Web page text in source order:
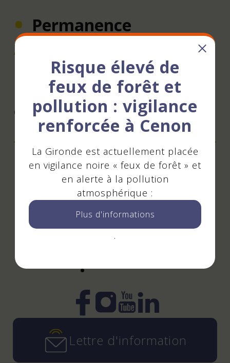
Permanence
Adresse
10 AVENUE GEORGES CLEMENCEAU -
ESPACE NELSON MANDELA, 33150
Cenon
Mis à jour le 01 juillet 2025
Suivez-nous
!
Instagram
YouTube
LinkedIn
Lettre d'information
Risque élevé de
feux de forêt et
pollution : vigilance
renforcée à Cenon
La Gironde est actuellement placée
en vigilance noire « feux de forêt » et
en alerte à la pollution
atmosphérique :
Plus d'informations
.